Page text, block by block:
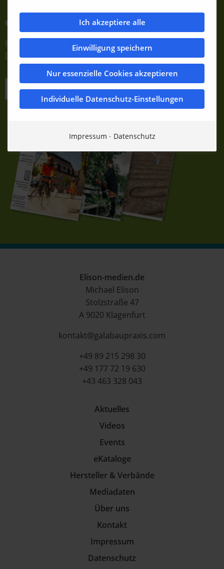
e-Journale abonnieren
Einfach E-Mail-Adresse eintragen und bestätigen.
Dauerhaft kostenfrei!
JETZT KOSTENLOS ANMELDEN
Elison-medien.de
Michael Elison
Stolzstraße 47
A 9020 Klagenfurt
kontakt@galabaupraxis.com
+49 89 215 298 30
+49 177 72 19 630
+43 463 328 043
Aktuelles
Videos
Events
eKataloge
Hersteller & Verbände
Mediadaten
Über uns
Kontakt
Impressum
Datenschutz
Ich akzeptiere alle
Einwilligung speichern
Nur essenzielle Cookies akzeptieren
Individuelle Datenschutz-Einstellungen
Impressum Datenschutz